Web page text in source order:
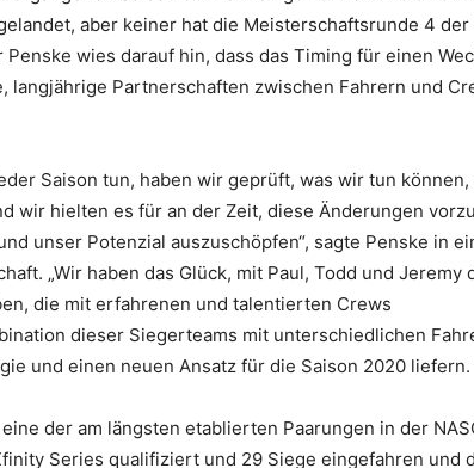
aber keiner hat die Meisterschaftsrunde 4 der
wies darauf hin, dass das Timing für einen
langjährige Partnerschaften zwischen Fahrern und
Saison tun, haben wir geprüft, was wir tun
wir hielten es für an der Zeit, diese Änderungen
unser Potenzial auszuschöpfen“, sagte Penske in
„Wir haben das Glück, mit Paul, Todd und Jeremy
die mit erfahrenen und talentierten Crews
dieser Siegerteams mit unterschiedlichen
und einen neuen Ansatz für die Saison 2020 liefern.
der am längsten etablierten Paarungen in der
Series qualifiziert und 29 Siege eingefahren und